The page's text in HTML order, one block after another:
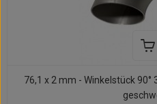
76,1 x 2 mm - Winkelstück